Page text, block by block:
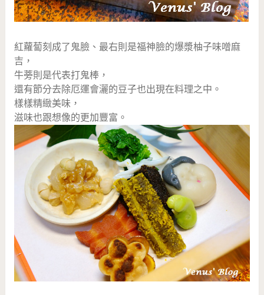
紅蘿蔔刻成了鬼臉、最右則是福神臉的爆漿柚子味噌麻
吉，
牛蒡則是代表打鬼棒，
還有節分去除厄運會灑的豆子也出現在料理之中。
樣樣精緻美味，
滋味也跟想像的更加豐富。